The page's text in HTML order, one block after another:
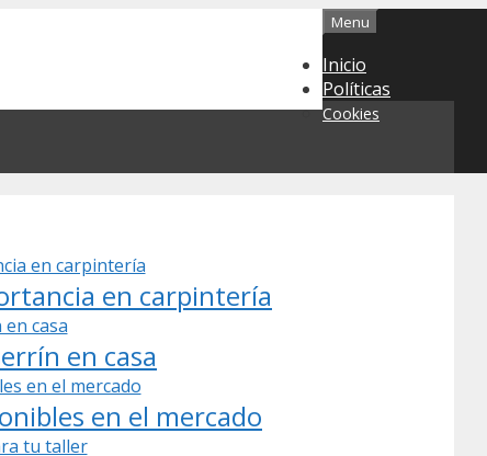
Menu
Inicio
Políticas
Cookies
en carpintería
en casa
en el mercado